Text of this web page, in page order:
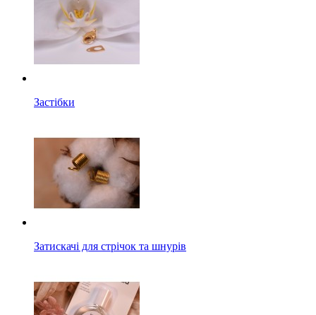
Застібки
Затискачі для стрічок та шнурів